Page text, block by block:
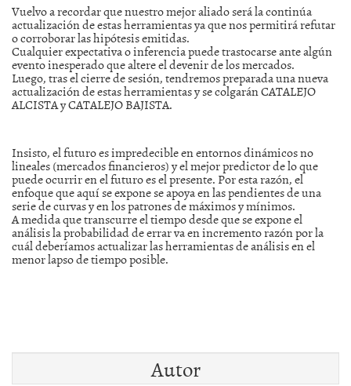
Vuelvo a recordar que nuestro mejor aliado será la continúa
actualización de estas herramientas ya que nos permitirá refutar
o corroborar las hipótesis emitidas.
Cualquier expectativa o inferencia puede trastocarse ante algún
evento inesperado que altere el devenir de los mercados.
Luego, tras el cierre de sesión, tendremos preparada una nueva
actualización de estas herramientas y se colgarán CATALEJO
ALCISTA y CATALEJO BAJISTA.
Insisto, el futuro es impredecible en entornos dinámicos no
lineales (mercados financieros) y el mejor predictor de lo que
puede ocurrir en el futuro es el presente. Por esta razón, el
enfoque que aquí se expone se apoya en las pendientes de una
serie de curvas y en los patrones de máximos y mínimos.
A medida que transcurre el tiempo desde que se expone el
análisis la probabilidad de errar va en incremento razón por la
cuál deberíamos actualizar las herramientas de análisis en el
menor lapso de tiempo posible.
Autor